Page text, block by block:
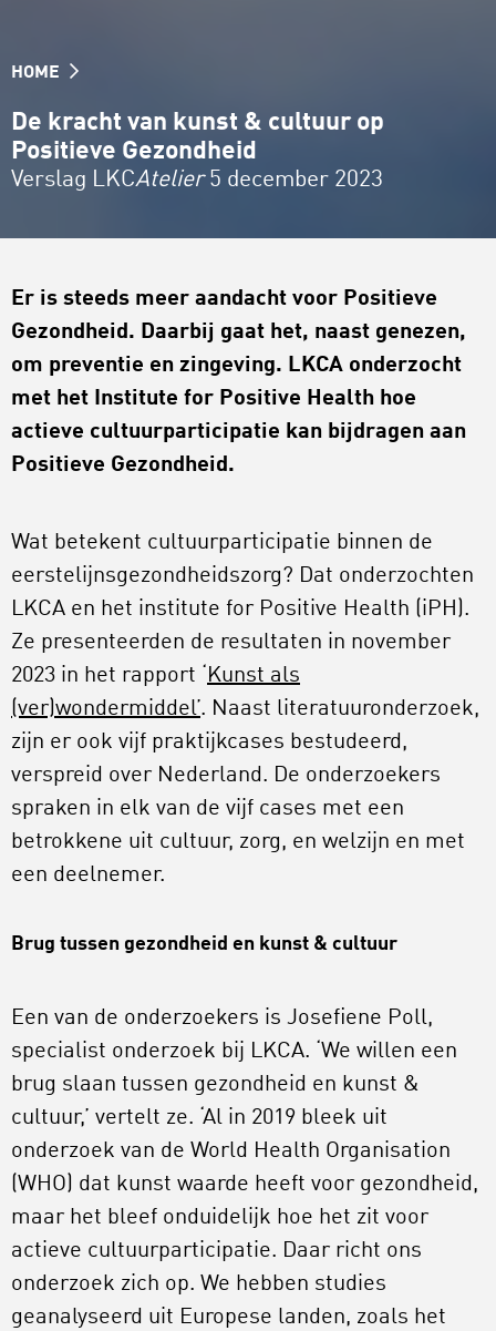
HOME
De kracht van kunst & cultuur op
Positieve Gezondheid
Verslag LKCAtelier5 december 2023
Er is steeds meer aandacht voor Positieve
Gezondheid. Daarbij gaat het, naast genezen,
om preventie en zingeving. LKCA onderzocht
met het Institute for Positive Health hoe
actieve cultuurparticipatie kan bijdragen aan
Positieve Gezondheid.
Wat betekent cultuurparticipatie binnen de
eerstelijnsgezondheidszorg? Dat onderzochten
LKCA en het institute for Positive Health (iPH).
Ze presenteerden de resultaten in november
2023 in het rapport ‘ Kunst als
(ver)wondermiddel’. Naast literatuuronderzoek,
zijn er ook vijf praktijkcases bestudeerd,
verspreid over Nederland. De onderzoekers
spraken in elk van de vijf cases met een
betrokkene uit cultuur, zorg, en welzijn en met
een deelnemer.
Brug tussen gezondheid en kunst & cultuur
Een van de onderzoekers is Josefiene Poll,
specialist onderzoek bij LKCA. ‘We willen een
brug slaan tussen gezondheid en kunst &
cultuur,’ vertelt ze. ‘Al in 2019 bleek uit
onderzoek van de World Health Organisation
(WHO) dat kunst waarde heeft voor gezondheid,
maar het bleef onduidelijk hoe het zit voor
actieve cultuurparticipatie. Daar richt ons
onderzoek zich op. We hebben studies
geanalyseerd uit Europese landen, zoals het